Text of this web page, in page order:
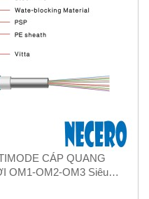
QUANG
OM1-OM2-OM3 Siêu